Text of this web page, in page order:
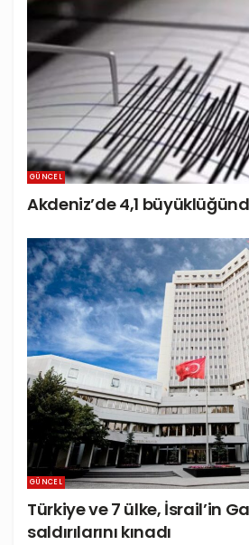
GÜNCEL
Akdeniz’de 4,1
GÜNCEL
Türkiye ve 7 ülke, İsrail’in
saldırılarını kınadı